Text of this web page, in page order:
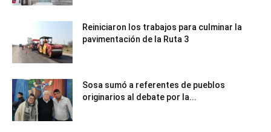
Reiniciaron los trabajos para culminar la
pavimentación de la Ruta 3
Sosa sumó a referentes de pueblos
originarios al debate por la...